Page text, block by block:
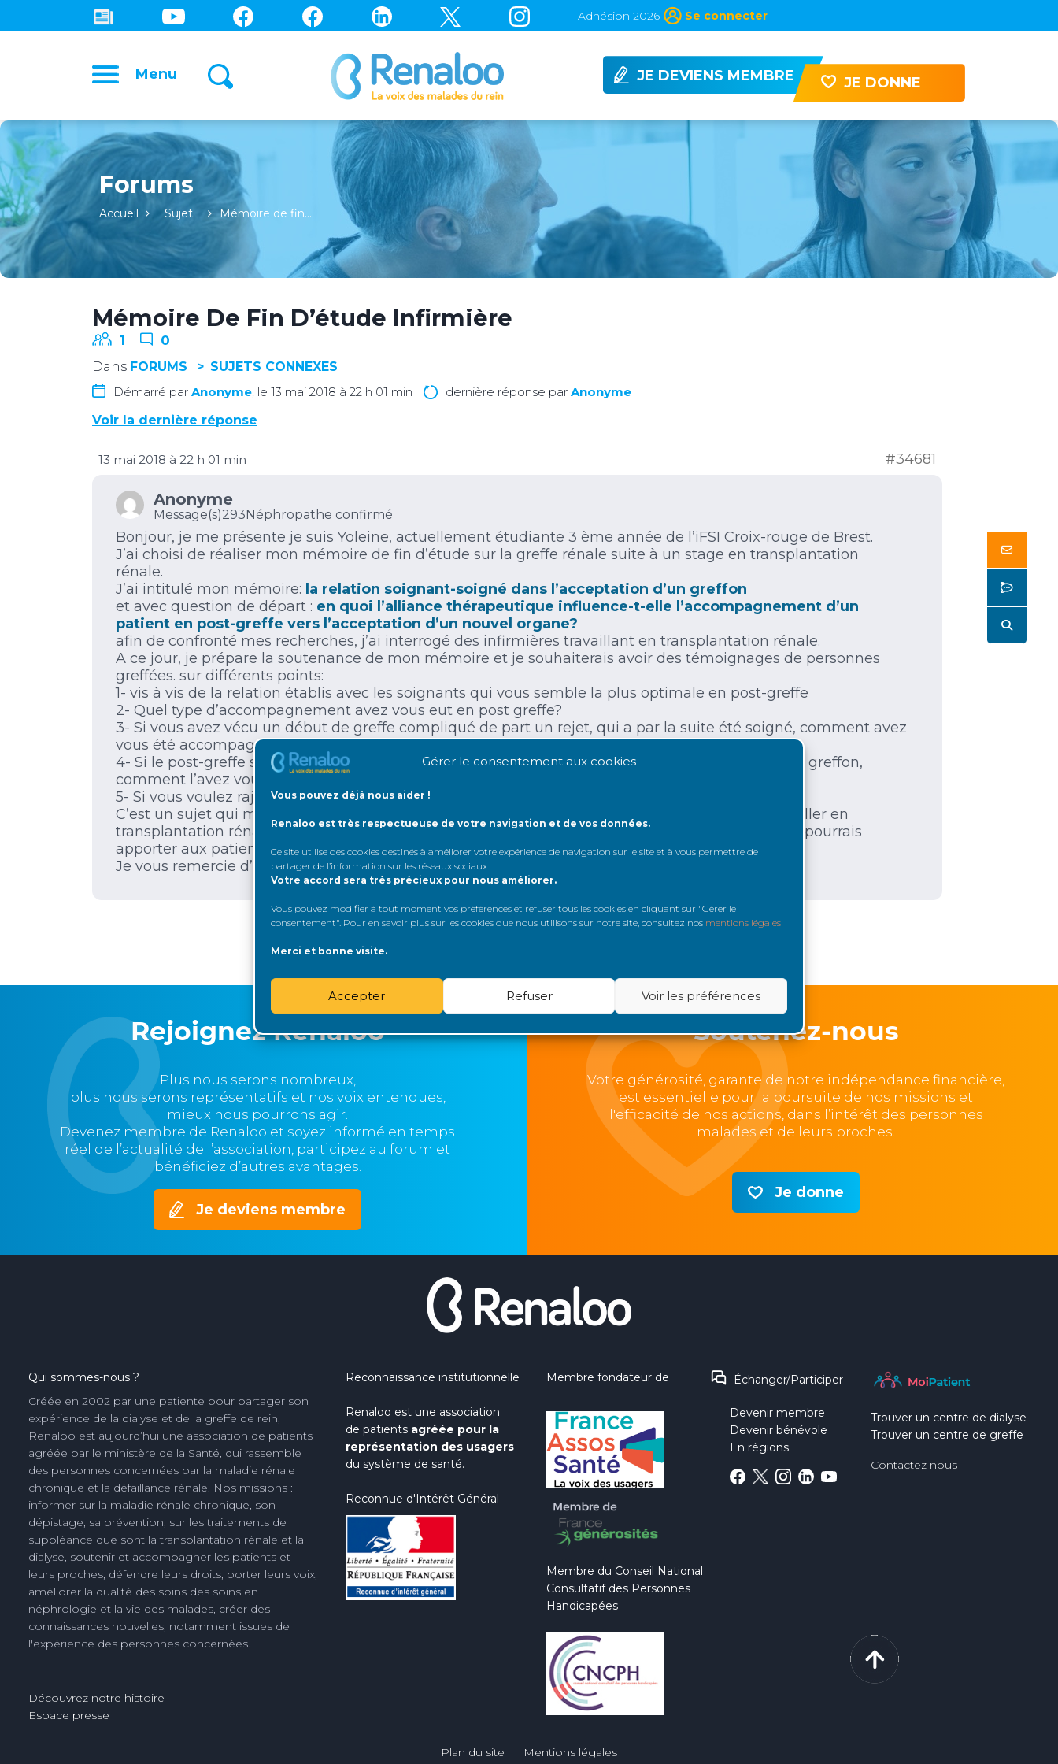
Gérer le consentement aux cookies
Vous pouvez déjà nous aider !
Renaloo est très respectueuse de votre navigation et de vos données.
Ce site utilise des cookies destinés à améliorer votre expérience de navigation sur le site et à vous permettre de
partager de l’information sur les réseaux sociaux.
Votre accord sera très précieux pour nous améliorer.
Vous pouvez modifier à tout moment vos préférences et refuser tous les cookies en cliquant sur "Gérer le
consentement". Pour en savoir plus sur les cookies que nous utilisons sur notre site, consultez nos mentions légales
Merci et bonne visite.
Accepter Refuser Voir les préférences
Adhésion 2026 Se connecter
Menu JE DEVIENS MEMBRE JE DONNE
Forums
Accueil Sujet Mémoire de fin…
Mémoire De Fin D’étude Infirmière
1 0
Dans FORUMS
SUJETS CONNEXES
Démarré par Anonyme, le 13 mai 2018 à 22 h 01 min dernière réponse par Anonyme
Voir la dernière réponse
13 mai 2018 à 22 h 01 min #34681
Anonyme
Message(s)293 Néphropathe confirmé
Bonjour, je me présente je suis Yoleine, actuellement étudiante 3 ème année de l’iFSI Croix-rouge de Brest.
J’ai choisi de réaliser mon mémoire de fin d’étude sur la greffe rénale suite à un stage en transplantation
rénale.
J’ai intitulé mon mémoire: la relation soignant-soigné dans l’acceptation d’un greffon
et avec question de départ : en quoi l’alliance thérapeutique influence-t-elle l’accompagnement d’un
patient en post-greffe vers l’acceptation d’un nouvel organe?
afin de confronté mes recherches, j’ai interrogé des infirmières travaillant en transplantation rénale.
A ce jour, je prépare la soutenance de mon mémoire et je souhaiterais avoir des témoignages de personnes
greffées. sur différents points:
1- vis à vis de la relation établis avec les soignants qui vous semble la plus optimale en post-greffe
2- Quel type d’accompagnement avez vous eut en post greffe?
3- Si vous avez vécu un début de greffe compliqué de part un rejet, qui a par la suite été soigné, comment avez
vous été accompagné par l’équipe soignante?
4- Si le post-greffe se passe bien, mais que c’est vous qui avez eut des difficultés à accepter votre greffon,
comment l’avez vous vécu et comment l’équipe soignante a pu vous accompagner?
5- Si vous voulez rajouter quelque chose .
C’est un sujet qui me plait énormément et j’ai comme projet professionnel dans le futur de travailler en
transplantation rénale et pour cela je tiens à être au point concernant l’accompagnement que je pourrais
apporter aux patients.
Je vous remercie d’avance pour le temps que vous m’accorderez.
Rejoignez Renaloo
Plus nous serons nombreux,
plus nous serons représentatifs et nos voix entendues,
mieux nous pourrons agir.
Devenez membre de Renaloo et soyez informé en temps
réel de l’actualité de l’association, participez au forum et
bénéficiez d’autres avantages.
Je deviens membre
Soutenez-nous
Votre générosité, garante de notre indépendance financière,
est essentielle pour la poursuite de nos missions et
l'efficacité de nos actions, dans l’intérêt des personnes
malades et de leurs proches.
Je donne
Qui sommes-nous ?
Créée en 2002 par une patiente pour partager son
expérience de la dialyse et de la greffe de rein,
Renaloo est aujourd’hui une association de patients
agréée par le ministère de la Santé, qui rassemble
des personnes concernées par la maladie rénale
chronique et la défaillance rénale. Nos missions :
informer sur la maladie rénale chronique, son
dépistage, sa prévention, sur les traitements de
suppléance que sont la transplantation rénale et la
dialyse, soutenir et accompagner les patients et
leurs proches, défendre leurs droits, porter leurs voix,
améliorer la qualité des soins des soins en
néphrologie et la vie des malades, créer des
connaissances nouvelles, notamment issues de
l'expérience des personnes concernées.
Découvrez notre histoire
Espace presse
Reconnaissance institutionnelle
Renaloo est une association
de patients agréée pour la
représentation des usagers
du système de santé.
Reconnue d'Intérêt Général
Membre fondateur de
Membre du Conseil National
Consultatif des Personnes
Handicapées
Échanger/Participer
Devenir membre
Devenir bénévole
En régions
Trouver un centre de dialyse
Trouver un centre de greffe
Contactez nous
Plan du site Mentions légales